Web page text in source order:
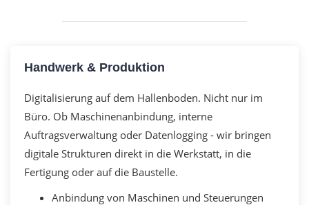
Handwerk & Produktion
Digitalisierung auf dem Hallenboden. Nicht nur im
Büro. Ob Maschinenanbindung, interne
Auftragsverwaltung oder Datenlogging - wir bringen
digitale Strukturen direkt in die Werkstatt, in die
Fertigung oder auf die Baustelle.
Anbindung von Maschinen und Steuerungen